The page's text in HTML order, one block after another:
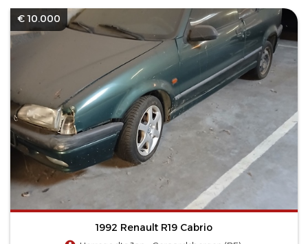
€ 10.000
1992 Renault R19 Cabrio